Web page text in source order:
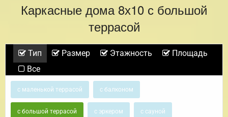
Каркасные дома 8х10 с большой
террасой
Тип Размер Этажность
Площадь
Все
с маленькой террасой с балконом
с большой террасой с эркером с сауной